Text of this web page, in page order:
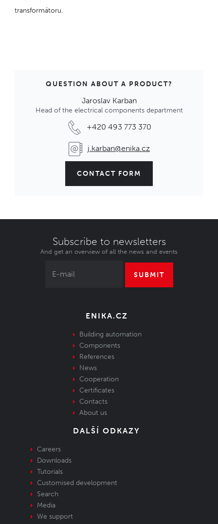
transformátoru.
QUESTION ABOUT A PRODUCT?
Jaroslav Karban
Head of the electrical components department
+420 493 773 370
j.karban@enika.cz
CONTACT FORM
Subscribe to newsletters
And get an overview of all the news and events
SUBMIT
ENIKA.CZ
Building automation
Components
References
News
Cooperation
Certificates
Contacts
About us
DALŠÍ ODKAZY
Careers
Downloads
Tutorials
Customised development
Search
Media
We support